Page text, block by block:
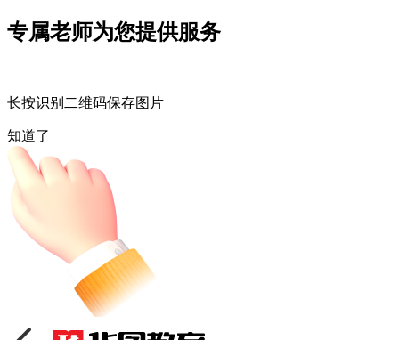
专属老师为您提供服务
长按识别二维码保存图片
知道了